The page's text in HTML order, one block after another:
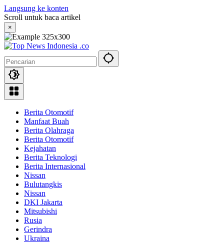
Langsung ke konten
Scroll untuk baca artikel
×
Berita Otomotif
Manfaat Buah
Berita Olahraga
Berita Otomotif
Kejahatan
Berita Teknologi
Berita Internasional
Nissan
Bulutangkis
Nissan
DKI Jakarta
Mitsubishi
Rusia
Gerindra
Ukraina